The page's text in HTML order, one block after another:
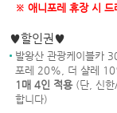
※ 애니포레 휴장 시 드
♥할인권♥
발왕산 관광케이블카
포레 20%, 더 샬레
1매 4인 적용(단, 신한/
합니다)